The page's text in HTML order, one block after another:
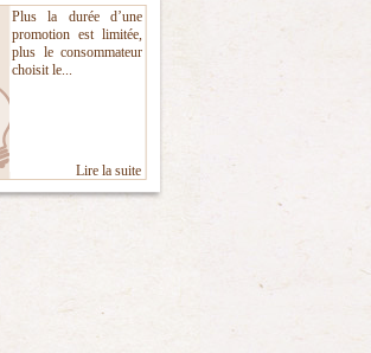
Plus la durée d’une
promotion est limitée,
plus le consommateur
choisit le...
Lire la suite